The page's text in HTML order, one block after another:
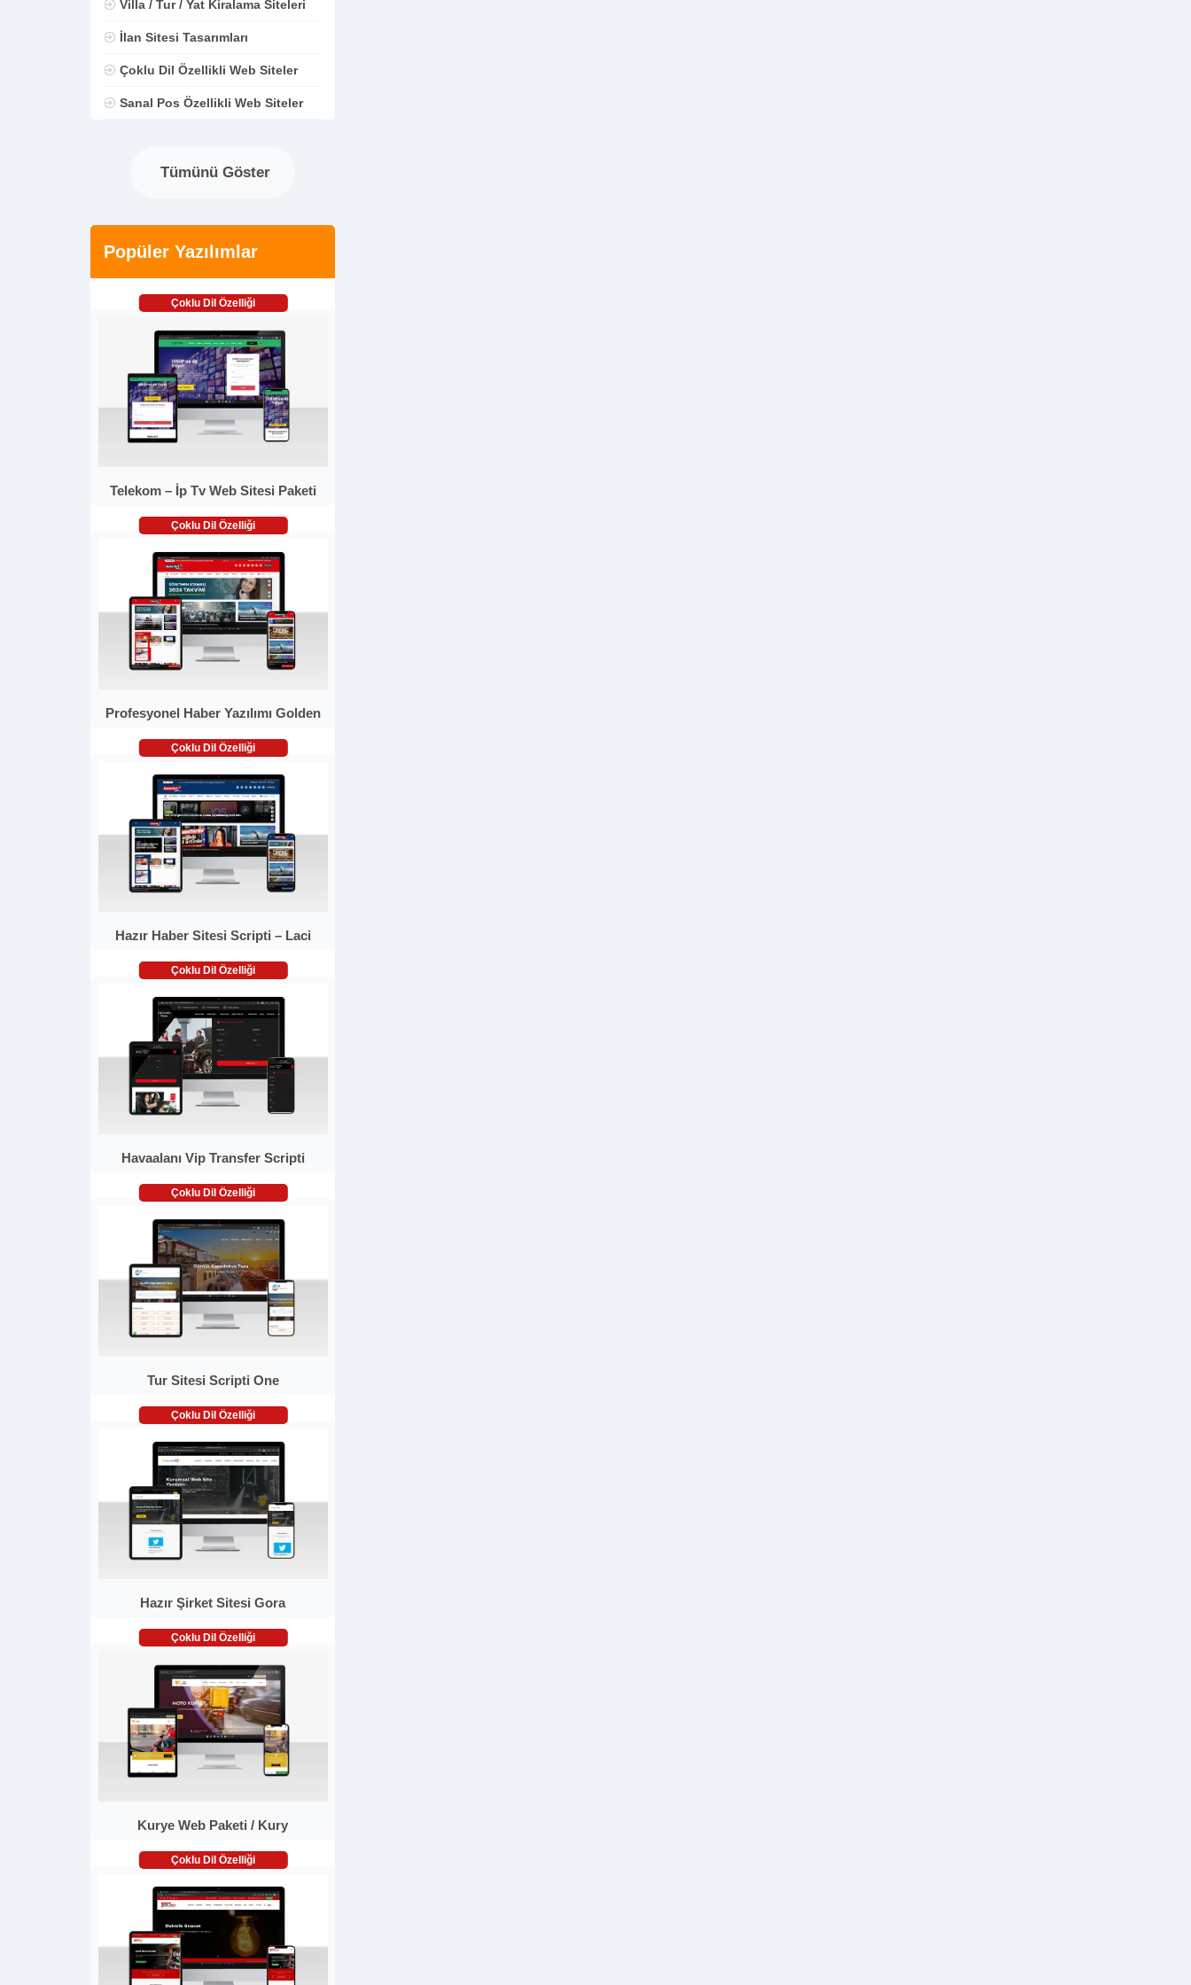
Villa / Tur / Yat Kiralama Siteleri
İlan Sitesi Tasarımları
Çoklu Dil Özellikli Web Siteler
Sanal Pos Özellikli Web Siteler
Tümünü Göster
Popüler Yazılımlar
Çoklu Dil Özelliği
Telekom – İp Tv Web Sitesi Paketi
Çoklu Dil Özelliği
Profesyonel Haber Yazılımı Golden
Çoklu Dil Özelliği
Hazır Haber Sitesi Scripti – Laci
Çoklu Dil Özelliği
Havaalanı Vip Transfer Scripti
Çoklu Dil Özelliği
Tur Sitesi Scripti One
Çoklu Dil Özelliği
Hazır Şirket Sitesi Gora
Çoklu Dil Özelliği
Kurye Web Paketi / Kury
Çoklu Dil Özelliği